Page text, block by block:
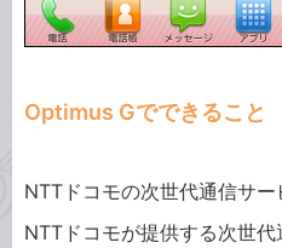
Optimus Gでできること
NTTドコモの次世代通信サ
NTTドコモが提供する次世